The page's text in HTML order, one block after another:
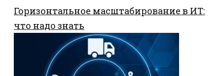
Горизонтальное масштабирование в ИТ:
что надо знать